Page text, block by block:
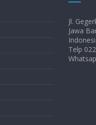
Jl.
Jawa
Telp